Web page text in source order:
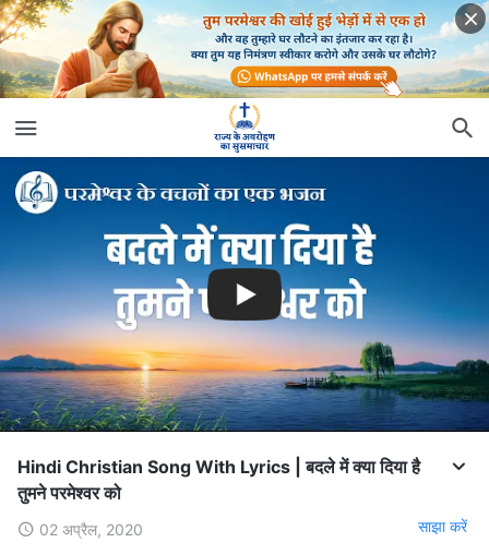
Hindi Christian Song With Lyrics | बदले में क्या दिया है
तुमने परमेश्वर को
02 अप्रैल, 2020 साझा करें